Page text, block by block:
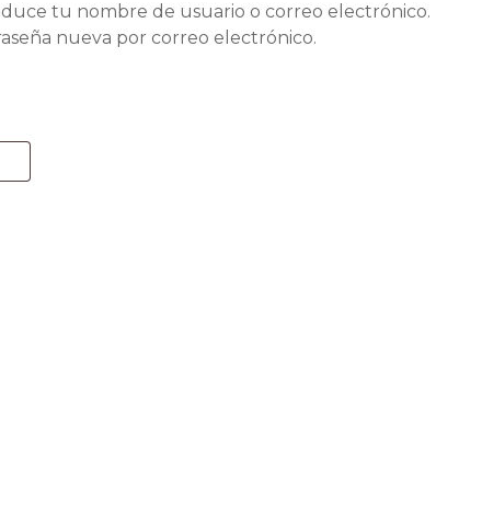
tu nombre de usuario o correo electrónico.
nueva por correo electrónico.